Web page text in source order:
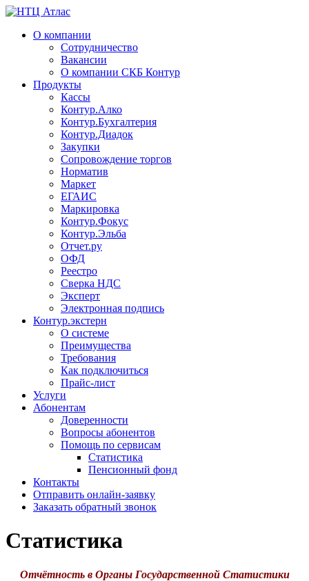
О компании
Сотрудничество
Вакансии
О компании СКБ Контур
Продукты
Кассы
Контур.Алко
Контур.Бухгалтерия
Контур.Диадок
Закупки
Сопровождение торгов
Норматив
Маркет
ЕГАИС
Маркировка
Контур.Фокус
Контур.Эльба
Отчет.ру
ОФД
Реестро
Сверка НДС
Эксперт
Электронная подпись
Контур.экстерн
О системе
Преимущества
Требования
Как подключиться
Прайс-лист
Услуги
Абонентам
Доверенности
Вопросы абонентов
Помощь по сервисам
Статистика
Пенсионный фонд
Контакты
Отправить онлайн-заявку
Заказать обратный звонок
Статистика
Отчётность в Органы Государственной Статистики